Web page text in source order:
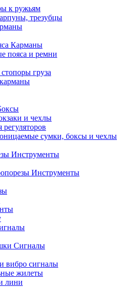
к ружьям
трезубцы
Карманы
пояса и ремни
груза
и чехлы
сумки, боксы и чехлы
Инструменты
Инструменты
Сигналы
вибро сигналы
жилеты
лини